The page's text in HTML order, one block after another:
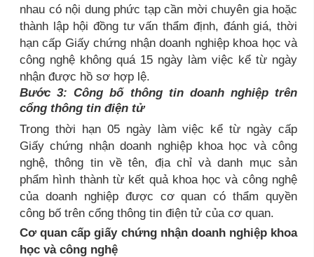
nhau có nội dung phức tạp cần mời chuyên gia hoặc
thành lập hội đồng tư vấn thẩm định, đánh giá, thời
hạn cấp Giấy chứng nhận doanh nghiệp khoa học và
công nghệ không quá 15 ngày làm việc kể từ ngày
nhận được hồ sơ hợp lệ.
Bước 3: Công bố thông tin doanh nghiệp trên
cổng thông tin điện tử
Trong thời hạn 05 ngày làm việc kể từ ngày cấp
Giấy chứng nhận doanh nghiệp khoa học và công
nghệ, thông tin về tên, địa chỉ và danh mục sản
phẩm hình thành từ kết quả khoa học và công nghệ
của doanh nghiệp được cơ quan có thẩm quyền
công bố trên cổng thông tin điện tử của cơ quan.
Cơ quan cấp giấy chứng nhận doanh nghiệp khoa
học và công nghệ